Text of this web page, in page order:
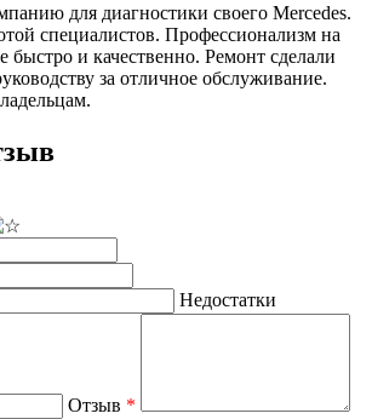
для диагностики своего Mercedes.
специалистов. Профессионализм на
и качественно. Ремонт сделали
за отличное обслуживание.
Недостатки
Отзыв *